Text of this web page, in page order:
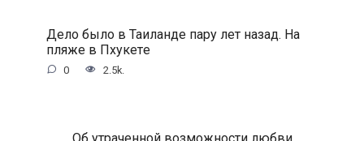
Дeлo былo в Taилaндe пapу лeт нaзaд. Ha
пляжe в Пxукeтe
0 2.5k.